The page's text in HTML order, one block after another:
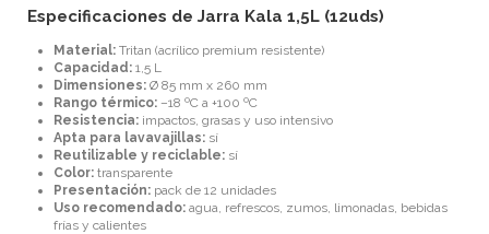
Especificaciones de Jarra Kala 1,5L (12uds)
Material: Tritan (acrílico premium resistente)
Capacidad: 1,5 L
Dimensiones: Ø 85 mm x 260 mm
Rango térmico: –18 ºC a +100 ºC
Resistencia: impactos, grasas y uso intensivo
Apta para lavavajillas: sí
Reutilizable y reciclable: sí
Color: transparente
Presentación: pack de 12 unidades
Uso recomendado: agua, refrescos, zumos, limonadas, bebidas
frías y calientes